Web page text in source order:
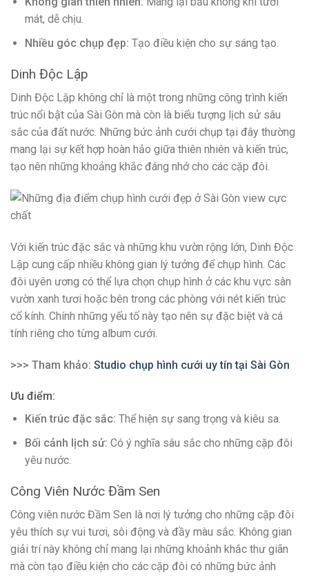
mát, dễ chịu.
Nhiều góc chụp đẹp: Tạo điều kiện cho sự sáng tạo.
Dinh Độc Lập
Dinh Độc Lập không chỉ là một trong những công trình kiến
trúc nổi bật của Sài Gòn mà còn là biểu tượng lịch sử sâu
sắc của đất nước. Những bức ảnh cưới chụp tại đây thường
mang lại sự kết hợp hoàn hảo giữa thiên nhiên và kiến trúc,
tạo nên những khoảng khắc đáng nhớ cho các cặp đôi.
Với kiến trúc đặc sắc và những khu vườn rộng lớn, Dinh Độc
Lập cung cấp nhiều không gian lý tưởng để chụp hình. Các
đôi uyên ương có thể lựa chọn chụp hình ở các khu vực sân
vườn xanh tươi hoặc bên trong các phòng với nét kiến trúc
cổ kính. Chính những yếu tố này tạo nên sự đặc biệt và cá
tính riêng cho từng album cưới.
>>> Tham khảo: Studio chụp hình cưới uy tín tại Sài Gòn
Ưu điểm:
Kiến trúc đặc sắc: Thể hiện sự sang trọng và kiêu sa.
Bối cảnh lịch sử: Có ý nghĩa sâu sắc cho những cặp đôi
yêu nước.
Công Viên Nước Đầm Sen
Công viên nước Đầm Sen là nơi lý tưởng cho những cặp đôi
yêu thích sự vui tươi, sôi động và đầy màu sắc. Không gian
giải trí này không chỉ mang lại những khoảnh khắc thư giãn
mà còn tạo điều kiện cho các cặp đôi có những bức ảnh